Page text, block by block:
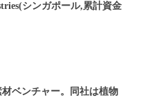
シンガポール,累計資金
ベンチャー。同社は植物